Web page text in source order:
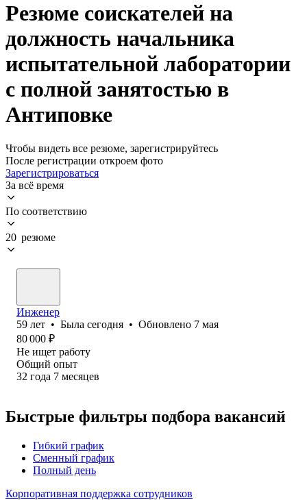
Резюме соискателей на
должность начальника
испытательной лаборатории
с полной занятостью в
Антиповке
Чтобы видеть все резюме, зарегистрируйтесь
После регистрации откроем фото
Зарегистрироваться
За всё время
По соответствию
20 резюме
Инженер
59 лет • Была сегодня • Обновлено 7 мая
80 000 ₽
Не ищет работу
Общий опыт
32 года 7 месяцев
Быстрые фильтры подбора вакансий
Гибкий график
Сменный график
Полный день
Корпоративная поддержка сотрудников